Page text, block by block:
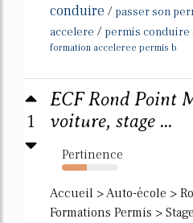
conduire / passer son
accelere / permis conduire
formation acceleree permis b
1
ECF Rond Point
voiture, stage ...
Pertinence
44%
Accueil > Auto-école >
Formations Permis >